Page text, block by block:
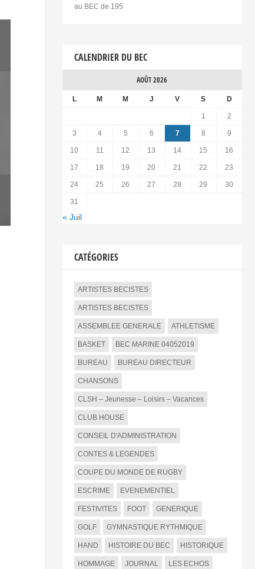
au BEC de 195
CALENDRIER DU BEC
AOÛT 2026
L M M J V S D
1 2
3 4 5 6 7 8 9
10 11 12 13 14 15 16
17 18 19 20 21 22 23
24 25 26 27 28 29 30
31
« Juil
CATÉGORIES
ARTISTES BECISTES
ARTISTES BECISTES
ASSEMBLEE GENERALE ATHLETISME
BASKET BEC MARINE 04052019
BUREAU BUREAU DIRECTEUR
CHANSONS
CLSH – Jeunesse – Loisirs – Vacances
CLUB HOUSE
CONSEIL D'ADMINISTRATION
CONTES & LEGENDES
COUPE DU MONDE DE RUGBY
ESCRIME EVENEMENTIEL
FESTIVITES FOOT GENERIQUE
GOLF GYMNASTIQUE RYTHMIQUE
HAND HISTOIRE DU BEC HISTORIQUE
HOMMAGE JOURNAL LES ECHOS